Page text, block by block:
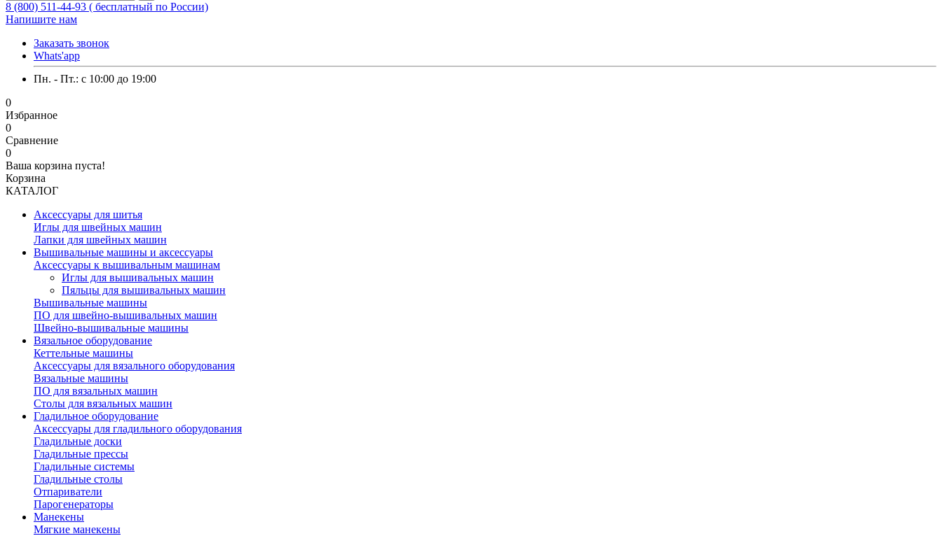
8 (800) 511-44-93 ( бесплатный по России)
Напишите нам
Заказать звонок
Whats'app
Пн. - Пт.: c 10:00 до 19:00
0
Избранное
0
Сравнение
0
Ваша корзина пуста!
Корзина
КАТАЛОГ
Аксессуары для шитья
Иглы для швейных машин
Лапки для швейных машин
Вышивальные машины и аксессуары
Аксессуары к вышивальным машинам
Иглы для вышивальных машин
Пяльцы для вышивальных машин
Вышивальные машины
ПО для швейно-вышивальных машин
Швейно-вышивальные машины
Вязальное оборудование
Кеттельные машины
Аксессуары для вязального оборудования
Вязальные машины
ПО для вязальных машин
Столы для вязальных машин
Гладильное оборудование
Аксессуары для гладильного оборудования
Гладильные доски
Гладильные прессы
Гладильные системы
Гладильные столы
Отпариватели
Парогенераторы
Манекены
Мягкие манекены